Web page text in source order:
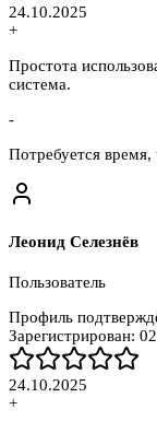
24.10.2025
+
Простота
система.
-
Потребуется
Леонид Селезнёв
Пользователь
Профиль
Зарегистрирован:
24.10.2025
+